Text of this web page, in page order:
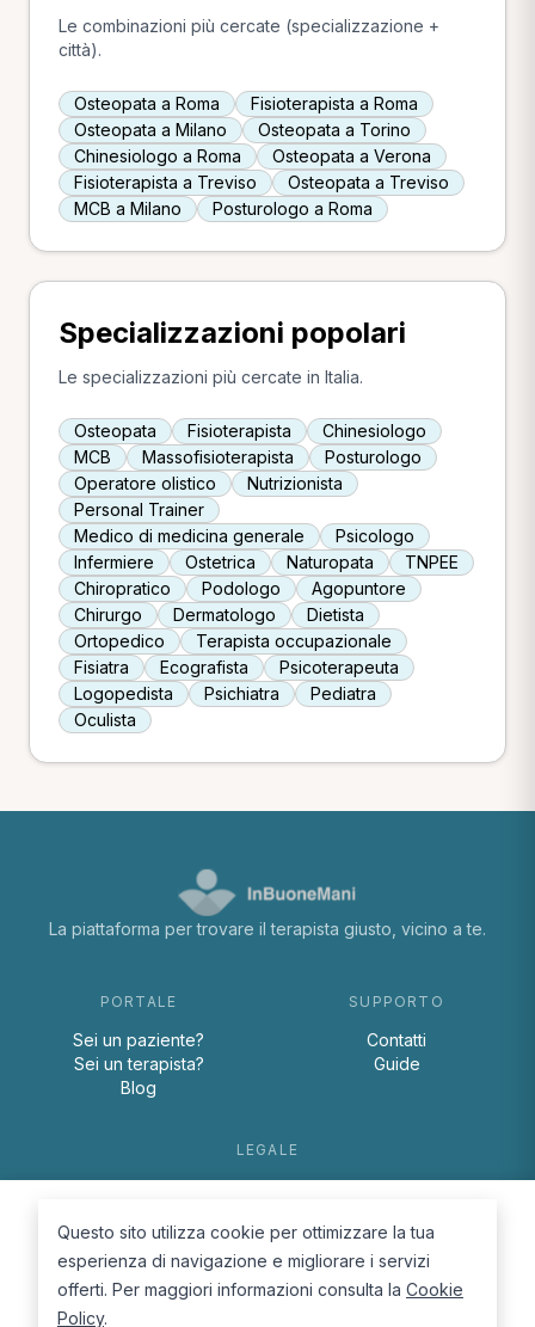
Le combinazioni più cercate (specializzazione +
città).
Osteopata a Roma
Fisioterapista a Roma
Osteopata a Milano
Osteopata a Torino
Chinesiologo a Roma
Osteopata a Verona
Fisioterapista a Treviso
Osteopata a Treviso
MCB a Milano
Posturologo a Roma
Specializzazioni popolari
Le specializzazioni più cercate in Italia.
Osteopata Fisioterapista
Chinesiologo
MCB
Massofisioterapista
Posturologo
Operatore olistico
Nutrizionista
Personal Trainer
Medico di medicina generale
Psicologo
Infermiere
Ostetrica Naturopata
TNPEE
Chiropratico
Podologo
Agopuntore
Chirurgo
Dermatologo
Dietista
Ortopedico
Terapista occupazionale
Fisiatra
Ecografista
Psicoterapeuta
Logopedista
Psichiatra
Pediatra
Oculista
La piattaforma per trovare il terapista giusto, vicino a te.
PORTALE
Sei un paziente?
Sei un terapista?
Blog
SUPPORTO
Contatti
Guide
LEGALE
Cookie Policy
Questo sito utilizza cookie per ottimizzare la tua
esperienza di navigazione e migliorare i servizi
offerti. Per maggiori informazioni consulta la Cookie
Policy.